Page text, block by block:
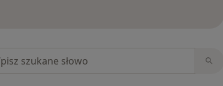
w opiniach